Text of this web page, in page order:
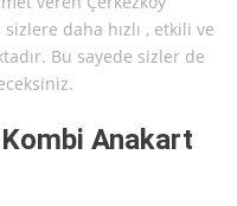
daha hızlı , etkili ve
Bu sayede sizler de
Anakart